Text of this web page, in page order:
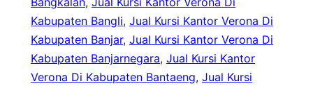
Kabupaten Bangli, Jual Kursi Kantor Verona Di
Kabupaten Banjar, Jual Kursi Kantor Verona Di
Kabupaten Banjarnegara, Jual Kursi Kantor
Verona Di Kabupaten Bantaeng, Jual Kursi